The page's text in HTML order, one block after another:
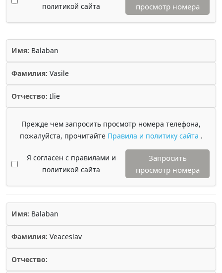
политикой сайта
просмотр номера
Имя: Balaban
Фамилия: Vasile
Отчество: Ilie
Прежде чем запросить просмотр номера телефона,
пожалуйста, прочитайте Правила и политику сайта .
Я согласен с правилами и
политикой сайта
Запросить
просмотр номера
Имя: Balaban
Фамилия: Veaceslav
Отчество: